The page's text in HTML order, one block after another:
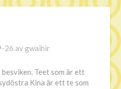
26 av gwaihir
Teet som är ett
Kina är ett te som